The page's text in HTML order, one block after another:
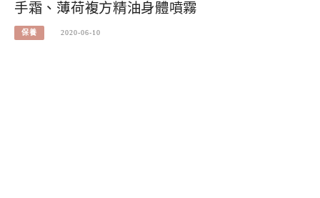
手霜、薄荷複方精油身體噴霧
保養 2020-06-10